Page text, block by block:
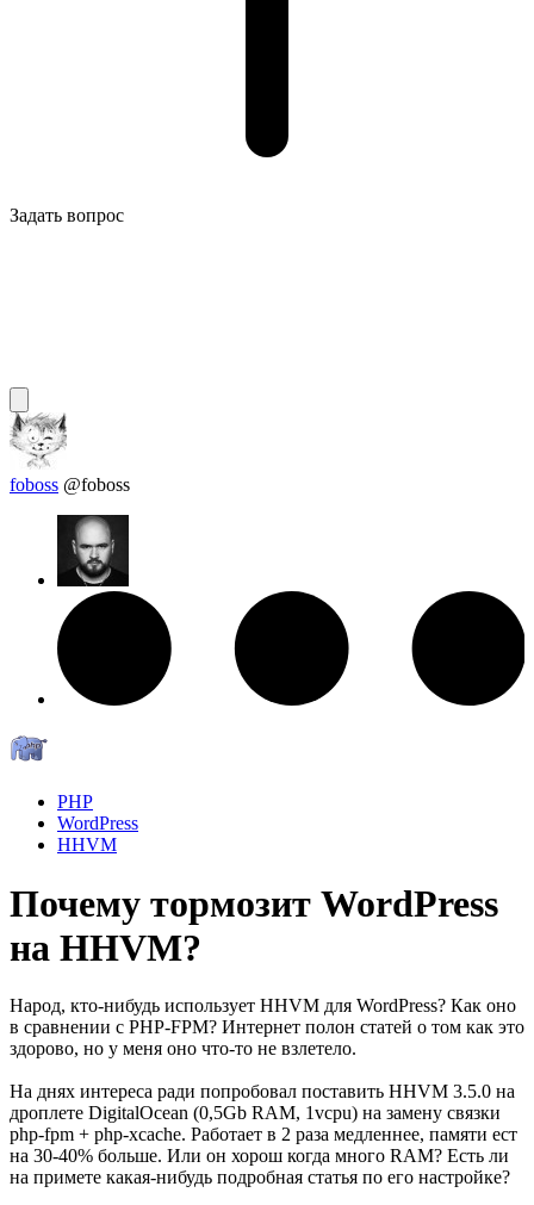
Задать вопрос
foboss @foboss
PHP
WordPress
HHVM
Почему тормозит WordPress
на HHVM?
Народ, кто-нибудь использует HHVM для WordPress? Как оно
в сравнении с PHP-FPM? Интернет полон статей о том как это
здорово, но у меня оно что-то не взлетело.
На днях интереса ради попробовал поставить HHVM 3.5.0 на
дроплете DigitalOcean (0,5Gb RAM, 1vcpu) на замену связки
php-fpm + php-xcache. Работает в 2 раза медленнее, памяти ест
на 30-40% больше. Или он хорош когда много RAM? Есть ли
на примете какая-нибудь подробная статья по его настройке?